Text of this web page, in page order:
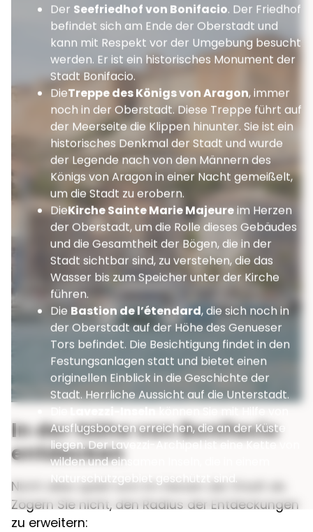
Der Seefriedhof von Bonifacio. Der Friedhof
befindet sich am Ende der Oberstadt und
kann mit Respekt vor der Umgebung besucht
werden. Er ist ein historisches Monument der
Stadt Bonifacio.
DieTreppe des Königs von Aragon, immer
noch in der Oberstadt. Diese Treppe führt auf
der Meerseite die Klippen hinunter. Sie ist ein
historisches Denkmal der Stadt und wurde
der Legende nach von den Männern des
Königs von Aragon in einer Nacht gemeißelt,
um die Stadt zu erobern.
DieKirche Sainte Marie Majeureim Herzen
der Oberstadt, um die Rolle dieses Gebäudes
und die Gesamtheit der Bögen, die in der
Stadt sichtbar sind, zu verstehen, die das
Wasser bis zum Speicher unter der Kirche
führen.
Die Bastion de l’étendard, die sich noch in
der Oberstadt auf der Höhe des Genueser
Tors befindet. Die Besichtigung findet in den
Festungsanlagen statt und bietet einen
originellen Einblick in die Geschichte der
Stadt. Herrliche Aussicht auf die Unterstadt.
Die Lavezzi-Inselnkönnen Sie mit Hilfe von
Ausflugsbooten erreichen, die an der Küste
liegen. Der Lavezzi-Archipel ist eine Kette von
wilden und einsamen Inseln, die in einem
Naturschutzgebiet geschützt sind.
In der Nähe von Bonifacio
entdecken
Nicht alles spielt sich im Herzen der Stadt ab.
Zögern Sie nicht, den Radius der Entdeckungen
zu erweitern: